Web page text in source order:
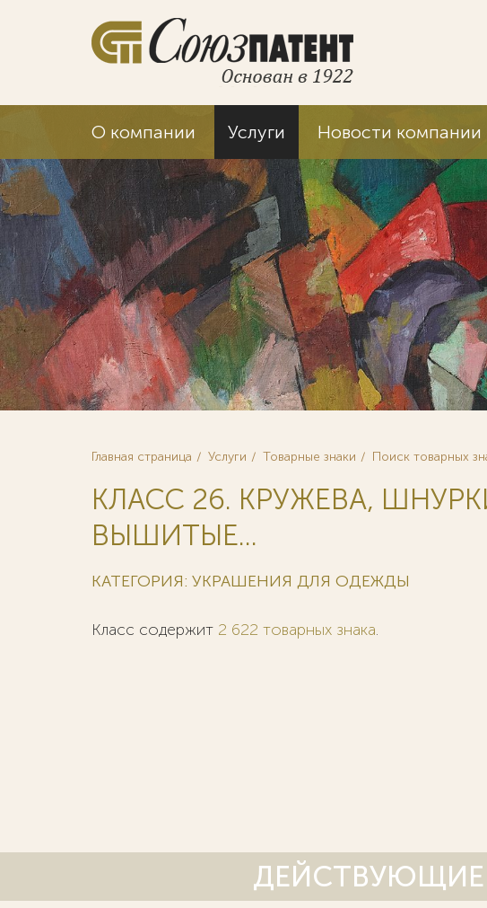
О компании Услуги Новости компании
Главная страница Услуги Товарные знаки Поиск товарных
КЛАСС 26. КРУЖЕВА,
ВЫШИТЫЕ...
КАТЕГОРИЯ: УКРАШЕНИЯ ДЛЯ ОДЕЖДЫ
Класс содержит 2 622 товарных знака.
ДЕЙСТВУЮЩИЕ